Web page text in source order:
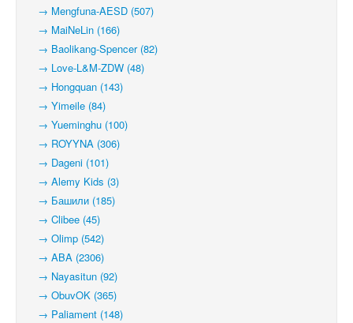
→ Mengfuna-AESD (507)
→ MaiNeLin (166)
→ Baolikang-Spencer (82)
→ Love-L&M-ZDW (48)
→ Hongquan (143)
→ Yimeile (84)
→ Yueminghu (100)
→ ROYYNA (306)
→ Dageni (101)
→ Alemy Kids (3)
→ Башили (185)
→ Clibee (45)
→ Olimp (542)
→ ABA (2306)
→ Nayasitun (92)
→ ObuvOK (365)
→ Paliament (148)